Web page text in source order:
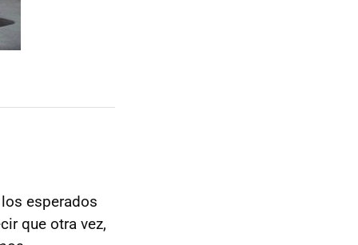
esperados
que otra vez,